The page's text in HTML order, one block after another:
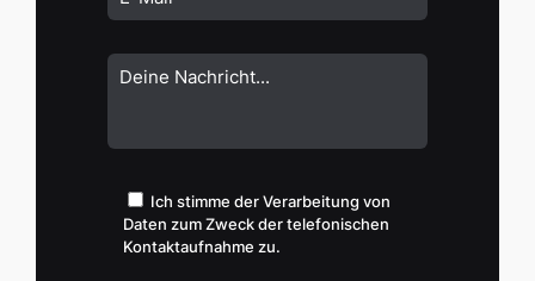
Ich stimme der Verarbeitung von
Daten zum Zweck der telefonischen
Kontaktaufnahme zu.